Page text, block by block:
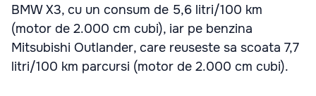
BMW X3, cu un consum de 5,6 litri/100 km
(motor de 2.000 cm cubi), iar pe benzina
Mitsubishi Outlander, care reuseste sa scoata 7,7
litri/100 km parcursi (motor de 2.000 cm cubi).